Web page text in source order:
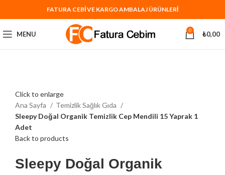
FATURA CEBİ VE KARGO AMBALAJ ÜRÜNLERİ
MENU 0 ₺0,00
Click to enlarge
Ana Sayfa
Temizlik Sağlık Gıda
Sleepy Doğal Organik Temizlik Cep Mendili 15 Yaprak 1
Adet
Back to products
Sleepy Doğal Organik